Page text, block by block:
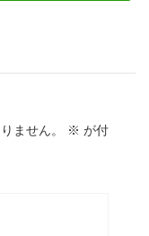
ません。 ※ が付